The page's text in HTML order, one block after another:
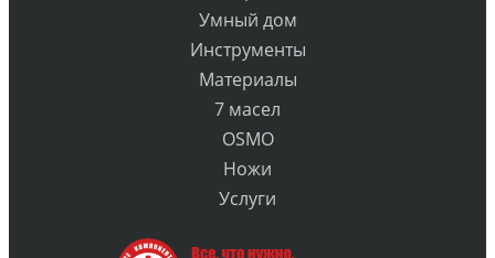
Умный дом
Инструменты
Материалы
7 масел
OSMO
Ножи
Услуги